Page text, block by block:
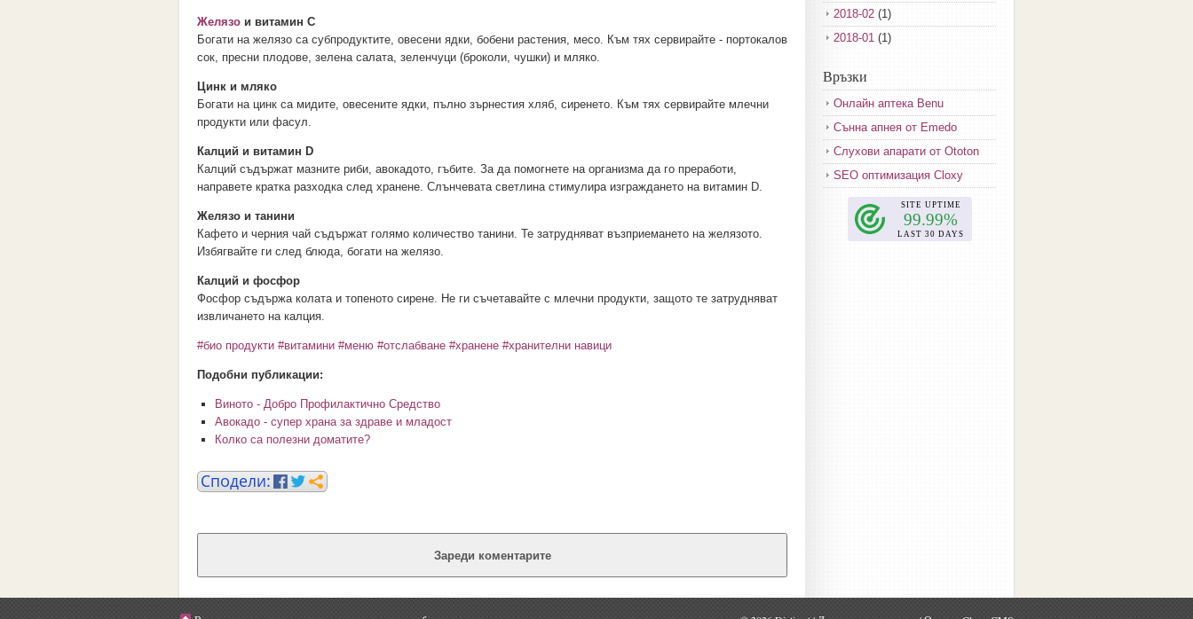
Желязо и витамин С
Богати на желязо са субпродуктите, овесени ядки, бобени растения, месо. Към тях сервирайте - портокалов
сок, пресни плодове, зелена салата, зеленчуци (броколи, чушки) и мляко.
Цинк и мляко
Богати на цинк са мидите, овесените ядки, пълно зърнестия хляб, сиренето. Към тях сервирайте млечни
продукти или фасул.
Калций и витамин D
Калций съдържат мазните риби, авокадото, гъбите. За да помогнете на организма да го преработи,
направете кратка разходка след хранене. Слънчевата светлина стимулира изграждането на витамин D.
Желязо и танини
Кафето и черния чай съдържат голямо количество танини. Те затрудняват възприемането на желязото.
Избягвайте ги след блюда, богати на желязо.
Калций и фосфор
Фосфор съдържа колата и топеното сирене. Не ги съчетавайте с млечни продукти, защото те затрудняват
извличането на калция.
#био продукти #витамини #меню #отслабване #хранене #хранителни навици
Подобни публикации:
Виното - Добро Профилактично Средство
Авокадо - супер храна за здраве и младост
Колко са полезни доматите?
Зареди коментарите
2018-02 (1)
2018-01 (1)
2017-11
2017-10 (3)
2017-08(3)
2017-07(1)
2017-06(2)
2017-05(4)
2017-04(4)
Връзки
Онлайн аптека Benu
Сънна апнея от Emedo
Слухови апарати от Ototon
SEO оптимизация Cloxy